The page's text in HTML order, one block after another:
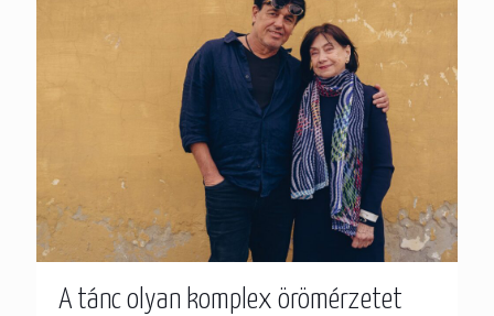
A tánc olyan komplex örömérzetet